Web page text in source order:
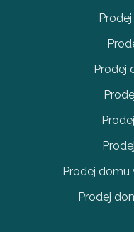
Prodej
Prodej domu
Prodej